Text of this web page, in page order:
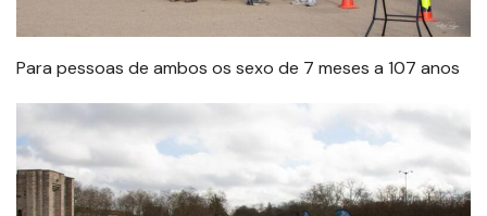
Para pessoas de ambos os sexo de 7 meses a 107 anos